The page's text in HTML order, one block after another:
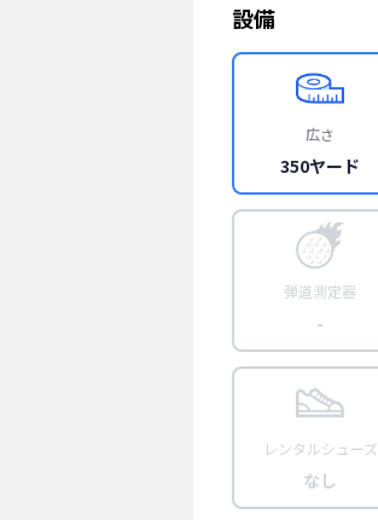
設備
広さ
350ヤード
弾道測定器
-
レンタルシューズ
なし